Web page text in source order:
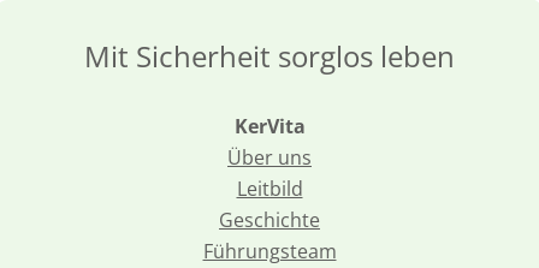
Mit Sicherheit sorglos leben
KerVita
Über uns
Leitbild
Geschichte
Führungsteam